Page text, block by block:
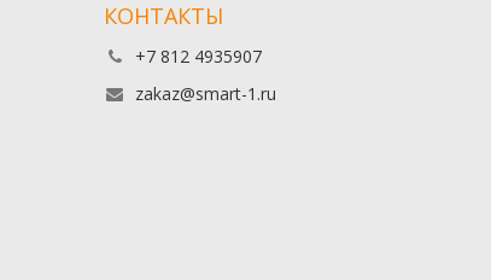
КОНТАКТЫ
+7 812 4935907
zakaz@smart-1.ru